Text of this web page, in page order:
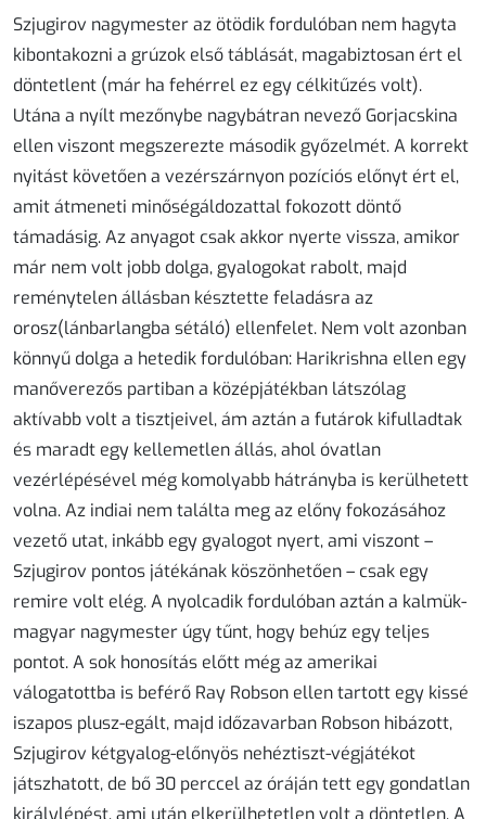
Szjugirov nagymester az ötödik fordulóban nem hagyta
kibontakozni a grúzok első táblását, magabiztosan ért el
döntetlent (már ha fehérrel ez egy célkitűzés volt).
Utána a nyílt mezőnybe nagybátran nevező Gorjacskina
ellen viszont megszerezte második győzelmét. A korrekt
nyitást követően a vezérszárnyon pozíciós előnyt ért el,
amit átmeneti minőségáldozattal fokozott döntő
támadásig. Az anyagot csak akkor nyerte vissza, amikor
már nem volt jobb dolga, gyalogokat rabolt, majd
reménytelen állásban késztette feladásra az
orosz(lánbarlangba sétáló) ellenfelet. Nem volt azonban
könnyű dolga a hetedik fordulóban: Harikrishna ellen egy
manőverezős partiban a középjátékban látszólag
aktívabb volt a tisztjeivel, ám aztán a futárok kifulladtak
és maradt egy kellemetlen állás, ahol óvatlan
vezérlépésével még komolyabb hátrányba is kerülhetett
volna. Az indiai nem találta meg az előny fokozásához
vezető utat, inkább egy gyalogot nyert, ami viszont –
Szjugirov pontos játékának köszönhetően – csak egy
remire volt elég. A nyolcadik fordulóban aztán a kalmük-
magyar nagymester úgy tűnt, hogy behúz egy teljes
pontot. A sok honosítás előtt még az amerikai
válogatottba is beférő Ray Robson ellen tartott egy kissé
iszapos plusz-egált, majd időzavarban Robson hibázott,
Szjugirov kétgyalog-előnyös nehéztiszt-végjátékot
játszhatott, de bő 30 perccel az óráján tett egy gondatlan
királylépést, ami után elkerülhetetlen volt a döntetlen. A